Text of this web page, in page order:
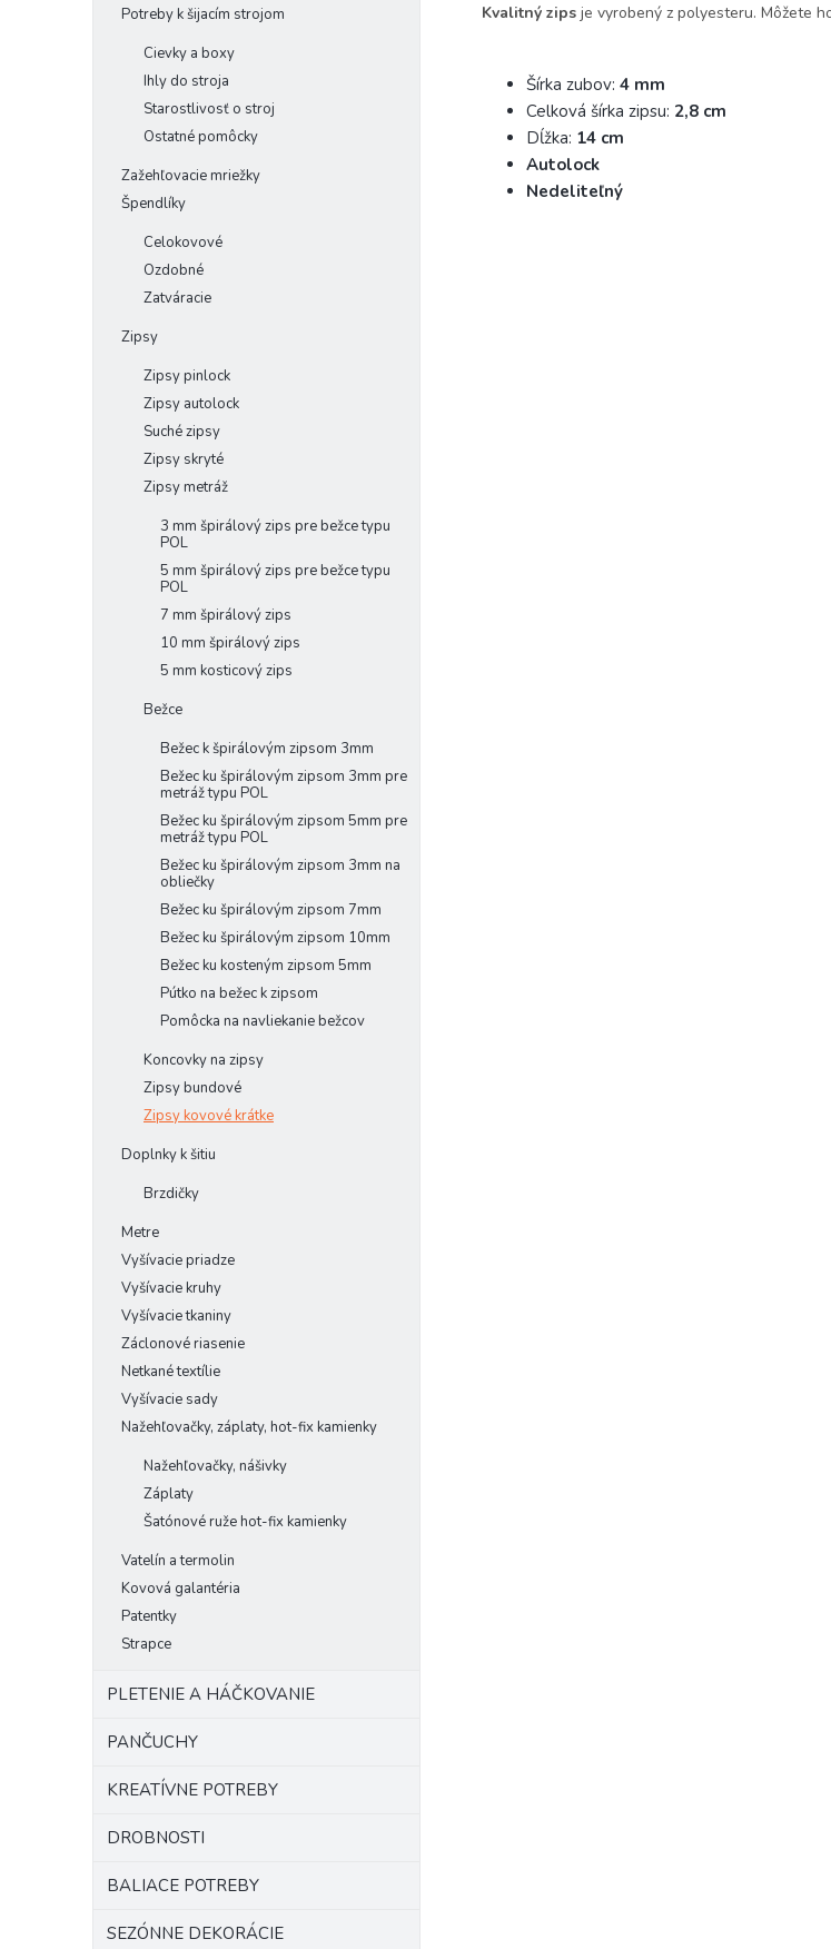
Potreby k šijacím strojom
Cievky a boxy
Ihly do stroja
Starostlivosť o stroj
Ostatné pomôcky
Zažehľovacie mriežky
Špendlíky
Celokovové
Ozdobné
Zatváracie
Zipsy
Zipsy pinlock
Zipsy autolock
Suché zipsy
Zipsy skryté
Zipsy metráž
3 mm špirálový zips pre bežce typu
POL
5 mm špirálový zips pre bežce typu
POL
7 mm špirálový zips
10 mm špirálový zips
5 mm kosticový zips
Bežce
Bežec k špirálovým zipsom 3mm
Bežec ku špirálovým zipsom 3mm pre
metráž typu POL
Bežec ku špirálovým zipsom 5mm pre
metráž typu POL
Bežec ku špirálovým zipsom 3mm na
obliečky
Bežec ku špirálovým zipsom 7mm
Bežec ku špirálovým zipsom 10mm
Bežec ku kosteným zipsom 5mm
Pútko na bežec k zipsom
Pomôcka na navliekanie bežcov
Koncovky na zipsy
Zipsy bundové
Zipsy kovové krátke
Doplnky k šitiu
Brzdičky
Metre
Vyšívacie priadze
Vyšívacie kruhy
Vyšívacie tkaniny
Záclonové riasenie
Netkané textílie
Vyšívacie sady
Nažehľovačky, záplaty, hot-fix kamienky
Nažehľovačky, nášivky
Záplaty
Šatónové ruže hot-fix kamienky
Vatelín a termolin
Kovová galantéria
Patentky
Strapce
PLETENIE A HÁČKOVANIE
PANČUCHY
KREATÍVNE POTREBY
DROBNOSTI
BALIACE POTREBY
SEZÓNNE DEKORÁCIE
Kvalitný zips je vyrobený z polyesteru. Môžete
Šírka zubov: 4 mm
Celková šírka zipsu: 2,8 cm
Dĺžka: 14 cm
Autolock
Nedeliteľný